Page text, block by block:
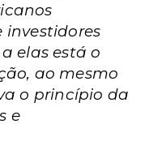
elas está o
ao mesmo
o princípio da
e